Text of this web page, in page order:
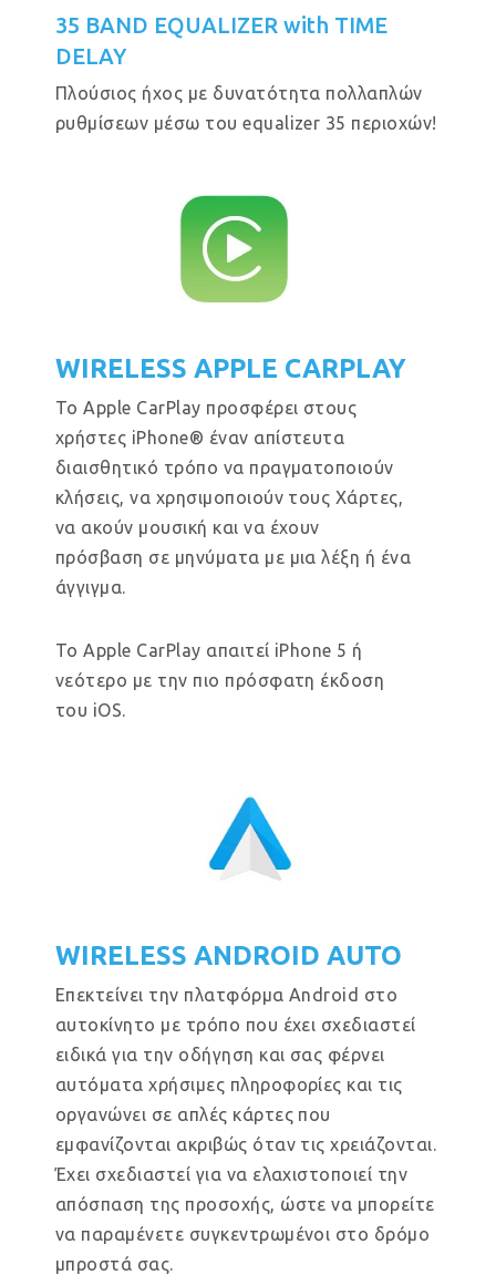
35 BAND EQUALIZER with TIME
DELAY
Πλούσιος ήχος με δυνατότητα πολλαπλών
ρυθμίσεων μέσω του equalizer 35 περιοχών!
WIRELESS APPLE CARPLAY
Το Apple CarPlay προσφέρει στους
χρήστες iPhone® έναν απίστευτα
διαισθητικό τρόπο να πραγματοποιούν
κλήσεις, να χρησιμοποιούν τους Χάρτες,
να ακούν μουσική και να έχουν
πρόσβαση σε μηνύματα με μια λέξη ή ένα
άγγιγμα.
Το Apple CarPlay απαιτεί iPhone 5 ή
νεότερο με την πιο πρόσφατη έκδοση
του iOS.
WIRELESS ANDROID AUTO
Επεκτείνει την πλατφόρμα Android στο
αυτοκίνητο με τρόπο που έχει σχεδιαστεί
ειδικά για την οδήγηση και σας φέρνει
αυτόματα χρήσιμες πληροφορίες και τις
οργανώνει σε απλές κάρτες που
εμφανίζονται ακριβώς όταν τις χρειάζονται.
Έχει σχεδιαστεί για να ελαχιστοποιεί την
απόσπαση της προσοχής, ώστε να μπορείτε
να παραμένετε συγκεντρωμένοι στο δρόμο
μπροστά σας.